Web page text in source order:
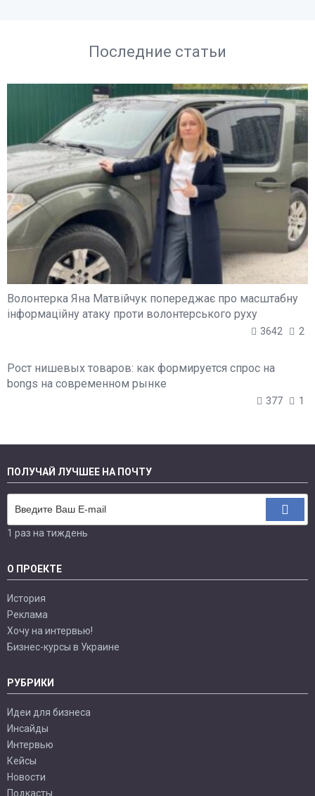
Последние статьи
Волонтерка Яна Матвійчук попереджає про масштабну
інформаційну атаку проти волонтерського руху
3642 2
Рост нишевых товаров: как формируется спрос на
bongs на современном рынке
377 1
ПОЛУЧАЙ ЛУЧШЕЕ НА ПОЧТУ
1 раз на тиждень
О ПРОЕКТЕ
История
Реклама
Хочу на интервью!
Бизнес-курсы в Украине
РУБРИКИ
Идеи для бизнеса
Инсайды
Интервью
Кейсы
Новости
Подкасты